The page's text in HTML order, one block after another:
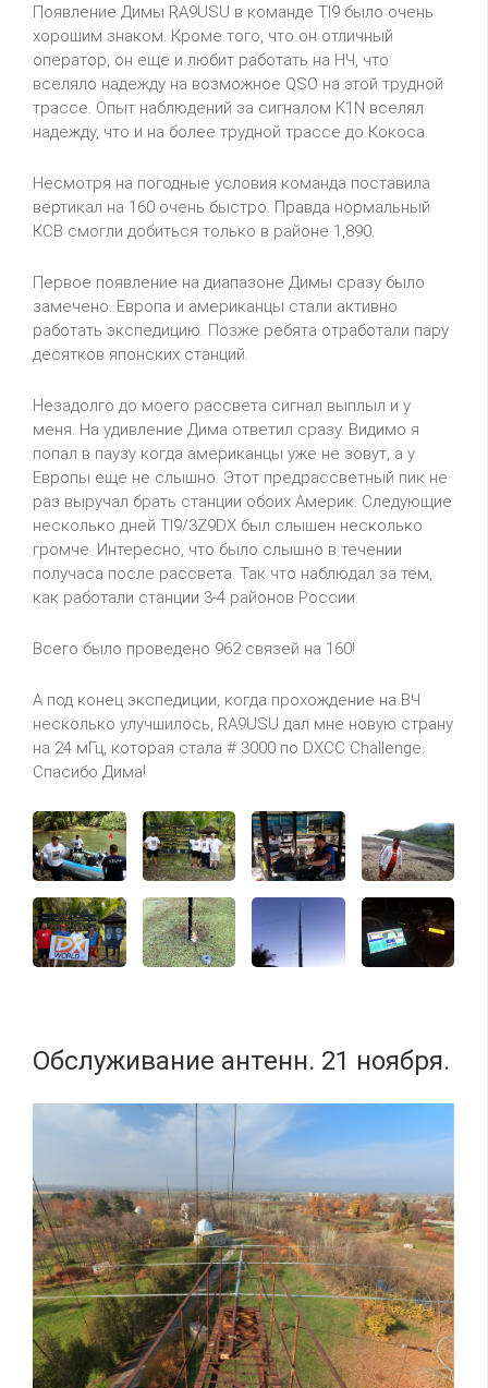
Появление Димы RA9USU в команде TI9 было очень
хорошим знаком. Кроме того, что он отличный
оператор, он еще и любит работать на НЧ, что
вселяло надежду на возможное QSO на этой трудной
трассе. Опыт наблюдений за сигналом K1 N вселял
надежду, что и на более трудной трассе до Кокоса.
Несмотря на погодные условия команда поставила
вертикал на 160 очень быстро. Правда нормальный
КСВ смогли добиться только в районе 1,890.
Первое появление на диапазоне Димы сразу было
замечено. Европа и американцы стали активно
работать экспедицию. Позже ребята отработали пару
десятков японских станций.
Незадолго до моего рассвета сигнал выплыл и у
меня. На удивление Дима ответил сразу. Видимо я
попал в паузу когда американцы уже не зовут, а у
Европы еще не слышно. Этот предрассветный пик не
раз выручал брать станции обоих Америк. Следующие
несколько дней TI9/3Z9DX был слышен несколько
громче. Интересно, что было слышно в течении
получаса после рассвета. Так что наблюдал за тем,
как работали станции 3-4 районов России.
Всего было проведено 962 связей на 160!
А под конец экспедиции, когда прохождение на ВЧ
несколько улучшилось, RA9USU дал мне новую страну
на 24 мГц, которая стала # 3000 по DXCC Challenge.
Спасибо Дима!
Обслуживание антенн. 21 ноября.